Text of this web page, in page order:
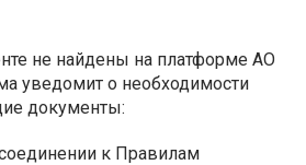
не найдены на платформе АО
уведомит о необходимости
документы:
к Правилам